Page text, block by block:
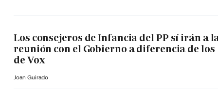
Los consejeros de Infancia del PP sí irán a
reunión con el Gobierno a diferencia de los
de Vox
Joan Guirado